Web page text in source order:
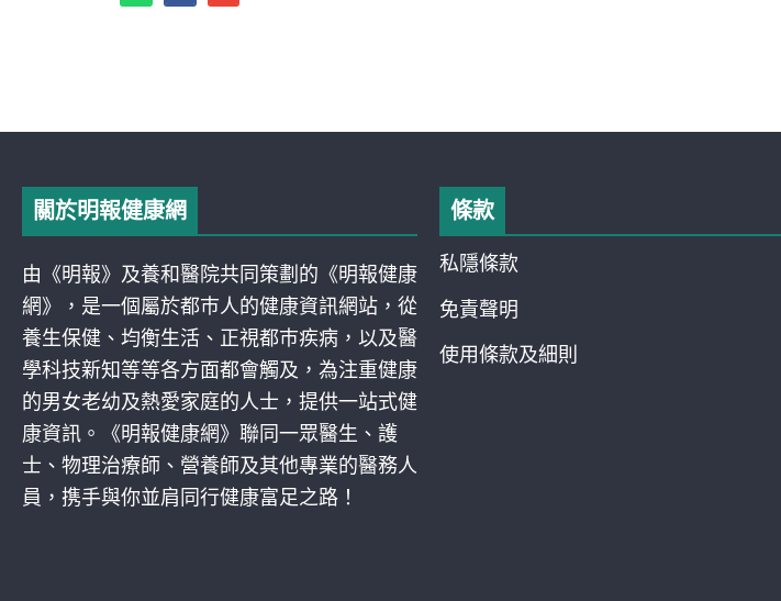
關於明報健康網
由《明報》及養和醫院共同策劃的《明報健康
網》，是一個屬於都巿人的健康資訊網站，從
養生保健、均衡生活、正視都巿疾病，以及醫
學科技新知等等各方面都會觸及，為注重健康
的男女老幼及熱愛家庭的人士，提供一站式健
康資訊。《明報健康網》聯同一眾醫生、護
士、物理治療師、營養師及其他專業的醫務人
員，携手與你並肩同行健康富足之路！
條款
私隱條款
免責聲明
使用條款及細則